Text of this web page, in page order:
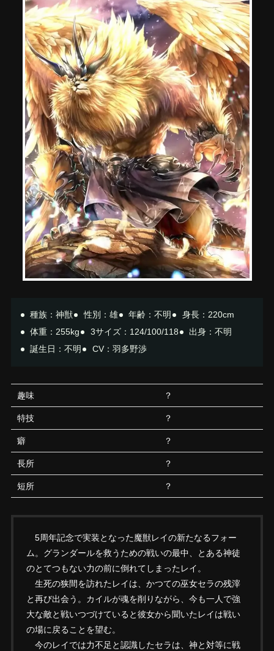
種族：神獣 性別：雄 年齢：不明
身長：220cm
体重：255kg
3サイズ：124/100/118
出身：不明
誕生日：不明
CV：羽多野渉
趣味 ？
特技 ？
癖 ？
長所 ？
短所 ？
5周年記念で実装となった魔獣レイの新たなるフォー
ム。グランダールを救うための戦いの最中、とある神徒
のとてつもない力の前に倒れてしまったレイ。
生死の狭間を訪れたレイは、かつての巫女セラの残滓
と再び出会う。カイルが魂を削りながら、今も一人で強
大な敵と戦いつづけていると彼女から聞いたレイは戦い
の場に戻ることを望む。
今のレイでは力不足と認識したセラは、神と対等に戦